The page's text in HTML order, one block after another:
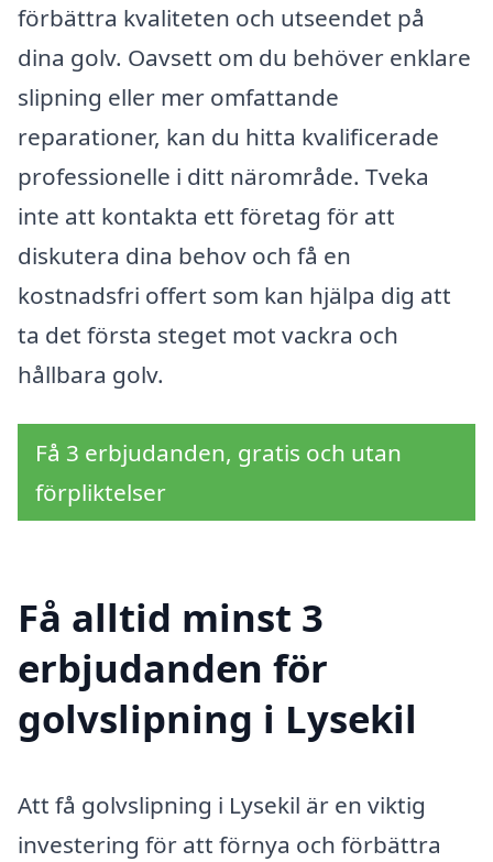
förbättra kvaliteten och utseendet på
dina golv. Oavsett om du behöver enklare
slipning eller mer omfattande
reparationer, kan du hitta kvalificerade
professionelle i ditt närområde. Tveka
inte att kontakta ett företag för att
diskutera dina behov och få en
kostnadsfri offert som kan hjälpa dig att
ta det första steget mot vackra och
hållbara golv.
Få 3 erbjudanden, gratis och utan
förpliktelser
Få alltid minst 3
erbjudanden för
golvslipning i Lysekil
Att få golvslipning i Lysekil är en viktig
investering för att förnya och förbättra